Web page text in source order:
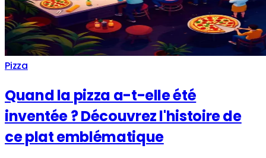
Pizza
Quand la pizza a-t-elle été
inventée ? Découvrez l'histoire de
ce plat emblématique